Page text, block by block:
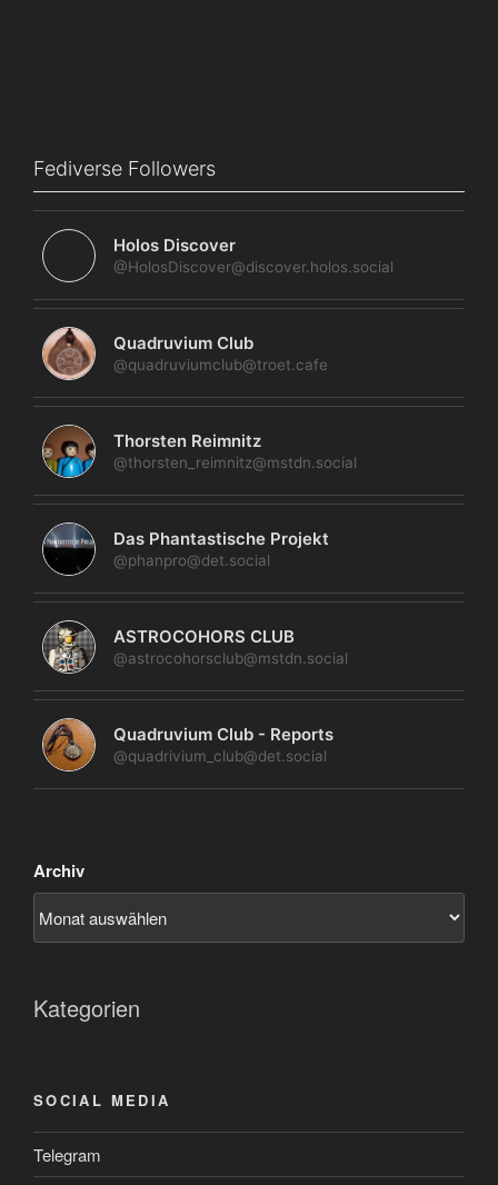
Fediverse Followers
Holos Discover
@HolosDiscover@discover.holos.social
Quadruvium Club
@quadruviumclub@troet.cafe
Thorsten Reimnitz
@thorsten_reimnitz@mstdn.social
Das Phantastische Projekt
@phanpro@det.social
ASTROCOHORS CLUB
@astrocohorsclub@mstdn.social
Quadruvium Club - Reports
@quadrivium_club@det.social
Archiv
Kategorien
SOCIAL MEDIA
Telegram